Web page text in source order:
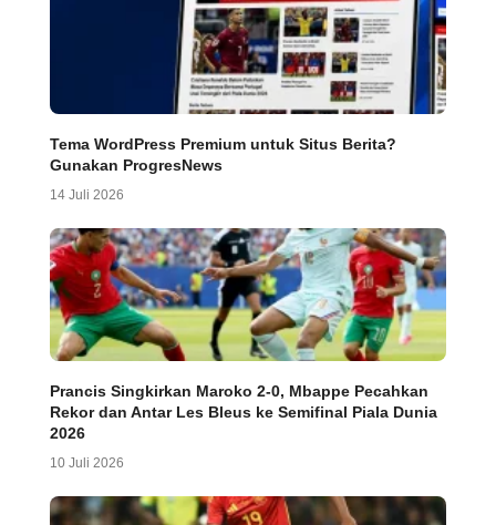
Tema WordPress Premium untuk Situs Berita?
Gunakan ProgresNews
14 Juli 2026
Prancis Singkirkan Maroko 2-0, Mbappe Pecahkan
Rekor dan Antar Les Bleus ke Semifinal Piala Dunia
2026
10 Juli 2026